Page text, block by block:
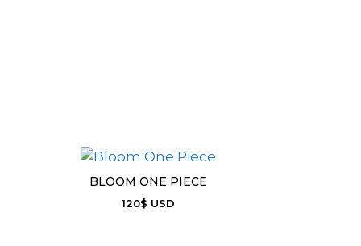
BLOOM ONE PIECE
120$ USD